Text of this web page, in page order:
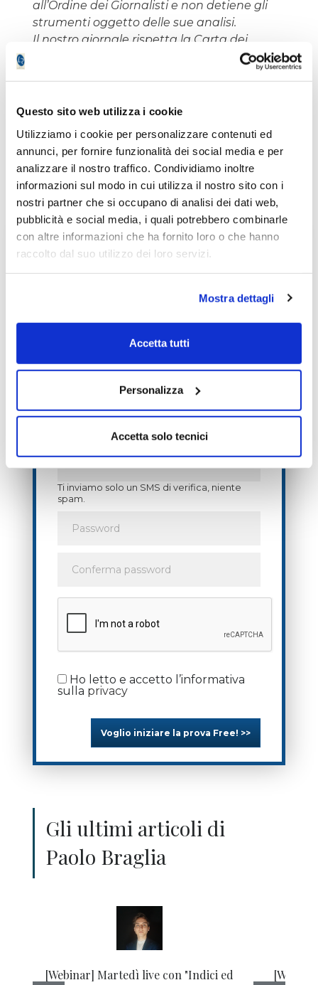
Questo sito web utilizza i cookie
Utilizziamo i cookie per personalizzare contenuti ed
annunci, per fornire funzionalità dei social media e per
analizzare il nostro traffico. Condividiamo inoltre
informazioni sul modo in cui utilizza il nostro sito con i
nostri partner che si occupano di analisi dei dati web,
pubblicità e social media, i quali potrebbero combinarle
con altre informazioni che ha fornito loro o che hanno
raccolto dal suo utilizzo dei loro servizi.
Mostra dettagli
Accetta tutti
Personalizza
Accetta solo tecnici
all’Ordine dei Giornalisti e non detiene gli
strumenti oggetto delle sue analisi.
Il nostro giornale rispetta la Carta dei
Doveri dell’Informazione Economicaclicca
Paolo Braglia
Non accontentarti solo degli
articoli Free!
e avrai
Ti inviamo solo un SMS di verifica, niente
spam.
Ho letto e accetto l’informativa
sulla privacy
Voglio iniziare la prova Free! >>
Gli ultimi articoli di
Paolo Braglia
[Webinar] Martedì live con "Indici ed